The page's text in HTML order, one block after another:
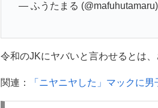
— ふうたまる (@mafuhutamaru)
令和のJKにヤバいと言わせるとは
関連： 「ニヤニヤした」マックに